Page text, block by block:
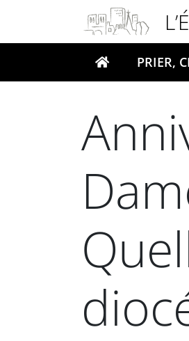
Votre
PRIER,
Panneau de gestion des cookies